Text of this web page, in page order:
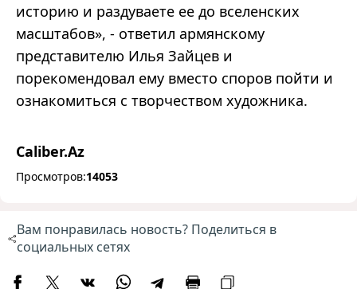
историю и раздуваете ее до вселенских
масштабов», - ответил армянскому
представителю Илья Зайцев и
порекомендовал ему вместо споров пойти и
ознакомиться с творчеством художника.
Caliber.Az
Просмотров:14053
Вам понравилась новость? Поделиться в
социальных сетях